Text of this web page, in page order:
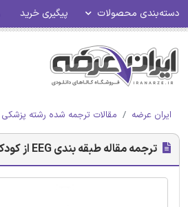
دسته‌بندی محصولات پیگیری خرید
ایران عرضه مقالات ترجمه شده رشته پزشکی
ترجمه مقاله طبقه بندی EEG از کودکان سالم و ADHD با ویژگی های غیر خطی و شبکه عصبی - نشریه اشپرینگر